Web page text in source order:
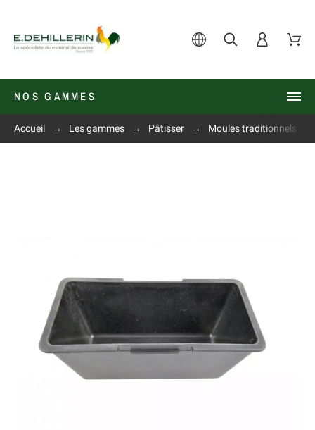
NOS GAMMES
Accueil Les gammes Pâtisser Moules traditionnels